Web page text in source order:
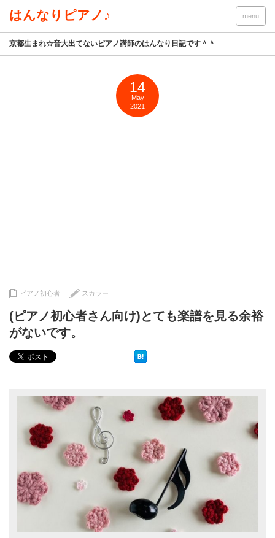
はんなりピアノ♪ menu
京都生まれ☆音大出てないピアノ講師のはんなり日記です＾＾
14
May
2021
ピアノ初心者 スカラー
(ピアノ初心者さん向け)とても楽譜を見る余裕
がないです。